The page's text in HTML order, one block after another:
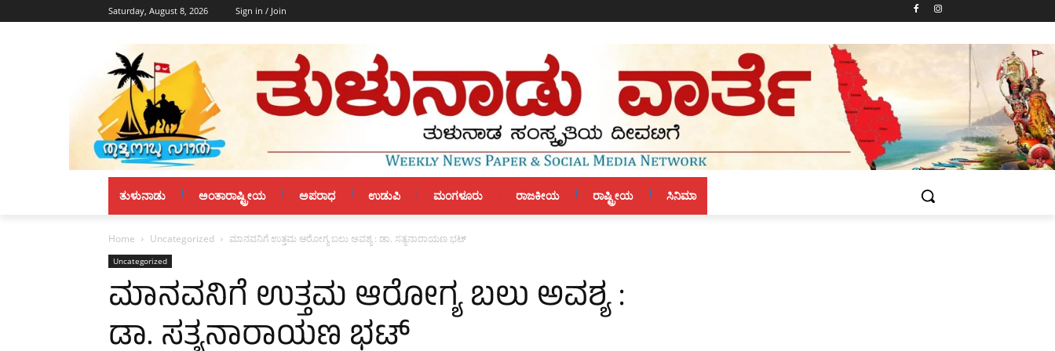
Saturday, August 8, 2026 Sign in / Join
ತುಳುನಾಡು ಅಂತಾರಾಷ್ಟ್ರೀಯ ಅಪರಾಧ ಉಡುಪಿ ಮಂಗಳೂರು ರಾಜಕೀಯ ರಾಷ್ಟ್ರೀಯ ಸಿನಿಮಾ
Home Uncategorized ಮಾನವನಿಗೆ ಉತ್ತಮ ಆರೋಗ್ಯ ಬಲು ಅವಶ್ಯ : ಡಾ. ಸತ್ಯನಾರಾಯಣ ಭಟ್
Uncategorized
ಮಾನವನಿಗೆ ಉತ್ತಮ ಆರೋಗ್ಯ ಬಲು ಅವಶ್ಯ :
ಡಾ. ಸತ್ಯನಾರಾಯಣ ಭಟ್